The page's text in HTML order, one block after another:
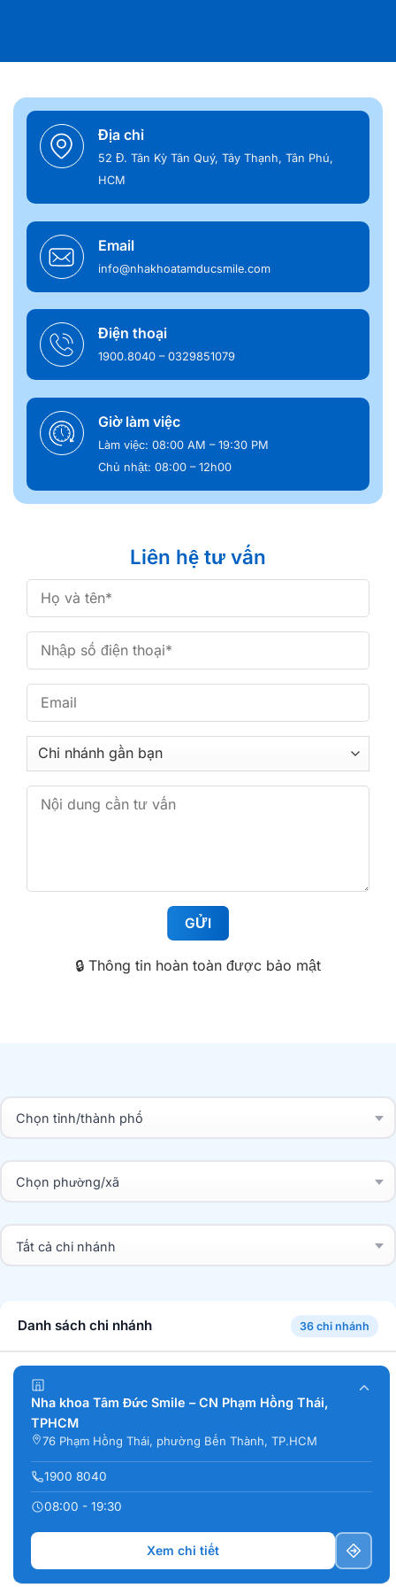
Địa chỉ
52 Đ. Tân Kỳ Tân Quý, Tây Thạnh, Tân Phú,
HCM
Email
info@nhakhoatamducsmile.com
Điện thoại
1900.8040 – 0329851079
Giờ làm việc
Làm việc: 08:00 AM – 19:30 PM
Chủ nhật: 08:00 – 12h00
Liên hệ tư vấn
🔒 Thông tin hoàn toàn được bảo mật
Danh sách chi nhánh 36 chi nhánh
Nha khoa Tâm Đức Smile – CN Phạm Hồng Thái,
TPHCM
76 Phạm Hồng Thái, phường Bến Thành, TP.HCM
1900 8040
08:00 - 19:30
Xem chi tiết